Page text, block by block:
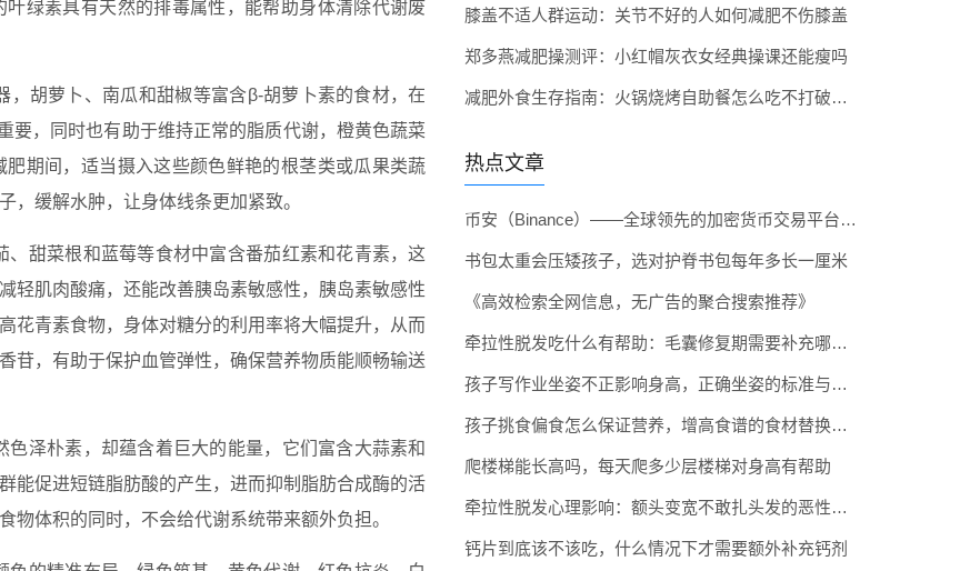
绿素具有天然的排毒属性，能帮助身体清除代谢废
胡萝卜、南瓜和甜椒等富含β-胡萝卜素的食材，在
要，同时也有助于维持正常的脂质代谢，橙黄色蔬菜
期间，适当摄入这些颜色鲜艳的根茎类或瓜果类蔬
，缓解水肿，让身体线条更加紧致。
甜菜根和蓝莓等食材中富含番茄红素和花青素，这
轻肌肉酸痛，还能改善胰岛素敏感性，胰岛素敏感性
花青素食物，身体对糖分的利用率将大幅提升，从而
苷，有助于保护血管弹性，确保营养物质能顺畅输送
泽朴素，却蕴含着巨大的能量，它们富含大蒜素和
能促进短链脂肪酸的产生，进而抑制脂肪合成酶的活
体积的同时，不会给代谢系统带来额外负担。
膝盖不适人群运动：关节不好的人如何减肥不伤膝盖
郑多燕减肥操测评：小红帽灰衣女经典操课还能瘦吗
减肥外食生存指南：火锅烧烤自助餐怎么吃不打破减脂计划
热点文章
币安（Binance）——全球领先的加密货币交易平台介绍及官方入口
书包太重会压矮孩子，选对护脊书包每年多长一厘米
《高效检索全网信息，无广告的聚合搜索推荐》
牵拉性脱发吃什么有帮助：毛囊修复期需要补充哪些营养
孩子写作业坐姿不正影响身高，正确坐姿的标准与矫正方法
孩子挑食偏食怎么保证营养，增高食谱的食材替换技巧
爬楼梯能长高吗，每天爬多少层楼梯对身高有帮助
牵拉性脱发心理影响：额头变宽不敢扎头发的恶性循环
钙片到底该不该吃，什么情况下才需要额外补充钙剂